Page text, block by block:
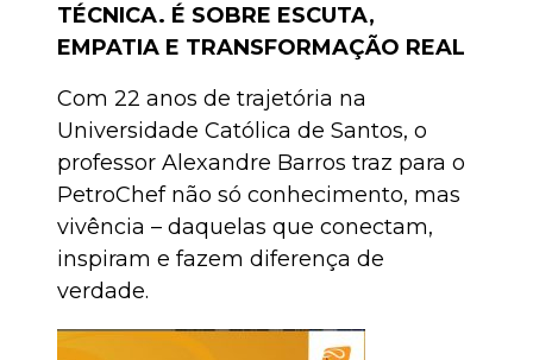
TÉCNICA. É SOBRE ESCUTA,
EMPATIA E TRANSFORMAÇÃO REAL
Com 22 anos de trajetória na
Universidade Católica de Santos, o
professor Alexandre Barros traz para o
PetroChef não só conhecimento, mas
vivência – daquelas que conectam,
inspiram e fazem diferença de
verdade.